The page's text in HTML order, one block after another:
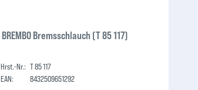
BREMBO Bremsschlauch (T 85 117)
Hrst.-Nr.: T 85 117
EAN:
8432509651292